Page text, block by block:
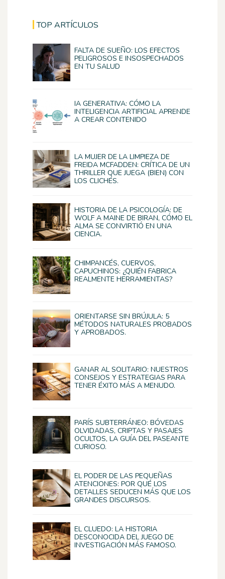
TOP ARTÍCULOS
FALTA DE SUEÑO: LOS EFECTOS
PELIGROSOS E INSOSPECHADOS
EN TU SALUD
IA GENERATIVA: CÓMO LA
INTELIGENCIA ARTIFICIAL APRENDE
A CREAR CONTENIDO
LA MUJER DE LA LIMPIEZA DE
FREIDA MCFADDEN: CRÍTICA DE UN
THRILLER QUE JUEGA (BIEN) CON
LOS CLICHÉS.
HISTORIA DE LA PSICOLOGÍA: DE
WOLF A MAINE DE BIRAN, CÓMO EL
ALMA SE CONVIRTIÓ EN UNA
CIENCIA.
CHIMPANCÉS, CUERVOS,
CAPUCHINOS: ¿QUIÉN FABRICA
REALMENTE HERRAMIENTAS?
ORIENTARSE SIN BRÚJULA: 5
MÉTODOS NATURALES PROBADOS
Y APROBADOS.
GANAR AL SOLITARIO: NUESTROS
CONSEJOS Y ESTRATEGIAS PARA
TENER ÉXITO MÁS A MENUDO.
PARÍS SUBTERRÁNEO: BÓVEDAS
OLVIDADAS, CRIPTAS Y PASAJES
OCULTOS, LA GUÍA DEL PASEANTE
CURIOSO.
EL PODER DE LAS PEQUEÑAS
ATENCIONES: POR QUÉ LOS
DETALLES SEDUCEN MÁS QUE LOS
GRANDES DISCURSOS.
EL CLUEDO: LA HISTORIA
DESCONOCIDA DEL JUEGO DE
INVESTIGACIÓN MÁS FAMOSO.